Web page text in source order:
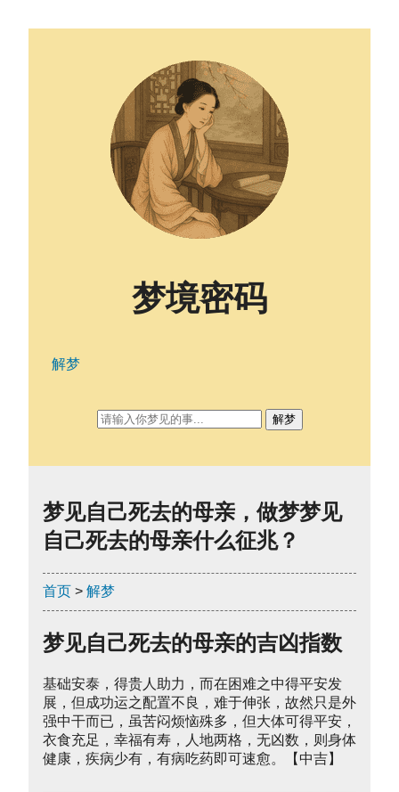
梦见自己死去的母亲，做梦梦见
自己死去的母亲什么征兆？
首页 > 解梦
梦见自己死去的母亲的吉凶指数
基础安泰，得贵人助力，而在困难之中得平安发
展，但成功运之配置不良，难于伸张，故然只是外
强中干而已，虽苦闷烦恼殊多，但大体可得平安，
衣食充足，幸福有寿，人地两格，无凶数，则身体
健康，疾病少有，有病吃药即可速愈。【中吉】
梦境密码
解梦
解梦